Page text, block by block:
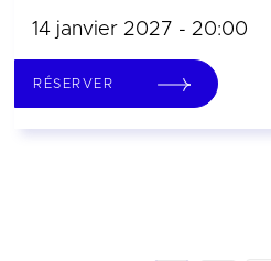
14 janvier 2027 - 20:00
RÉSERVER